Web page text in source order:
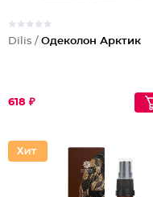
Dilis / Одеколон Арктик
618 ₽